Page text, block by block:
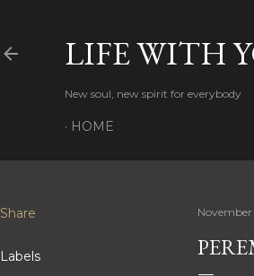
LIFE WITH
New soul, new spirit for everybody
HOME
Share
Labels
November